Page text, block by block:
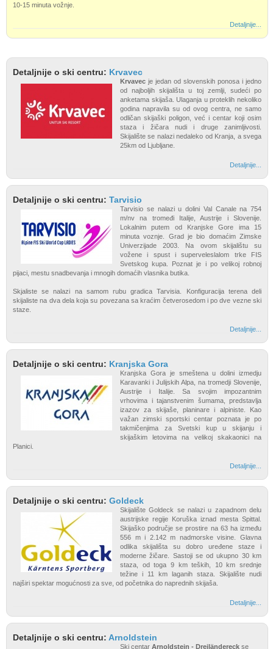
10-15 minuta vožnje.
Detaljnije...
Detaljnije o ski centru: Krvavec
Krvavec je jedan od slovenskih ponosa i jedno
od najboljih skijališta u toj zemlji, sudeći po
anketama skijaša. Ulaganja u proteklih nekoliko
godina napravila su od ovog centra, ne samo
odličan skijaški poligon, već i centar koji osim
staza i žičara nudi i druge zanimljivosti.
Skijalište se nalazi nedaleko od Kranja, a svega
25km od Ljubljane.
Detaljnije...
Detaljnije o ski centru: Tarvisio
Tarvisio se nalazi u dolini Val Canale na 754
m/nv na tromeđi Italije, Austrije i Slovenije.
Lokalnim putem od Kranjske Gore ima 15
minuta voznje. Grad je bio domaćim Zimske
Univerzijade 2003. Na ovom skijalištu su
vožene i spust i superveleslalom trke FIS
Svetskog kupa. Poznat je i po velikoj robnoj
pijaci, mestu snadbevanja i mnogih domaćih vlasnika butika.
Skjaliste se nalazi na samom rubu gradica Tarvisia. Konfiguracija terena deli
skijaliste na dva dela koja su povezana sa kraćim četverosedom i po dve vezne ski
staze.
Detaljnije...
Detaljnije o ski centru: Kranjska Gora
Kranjska Gora je smeštena u dolini izmedju
Karavanki i Julijskih Alpa, na tromedji Slovenije,
Austrije i Italije. Sa svojim impozantnim
vrhovima i tajanstvenim šumama, predstavlja
izazov za skijaše, planinare i alpiniste. Kao
važan zimski sportski centar poznata je po
takmičenjima za Svetski kup u skijanju i
skijaškim letovima na velikoj skakaonici na
Planici.
Detaljnije...
Detaljnije o ski centru: Goldeck
Skijalište Goldeck se nalazi u zapadnom delu
austrijske regije Koruška iznad mesta Spittal.
Skijaško područje se prostire na 63 ha između
556 m i 2.142 m nadmorske visine. Glavna
odlika skijališta su dobro uređene staze i
moderne žičare. Sastoji se od ukupno 30 km
staza, od toga 9 km teških, 10 km srednje
težine i 11 km laganih staza. Skijalište nudi
najširi spektar mogućnosti za sve, od početnika do naprednih skijaša.
Detaljnije...
Detaljnije o ski centru: Arnoldstein
Ski centar Arnoldstein - Dreiländereck se